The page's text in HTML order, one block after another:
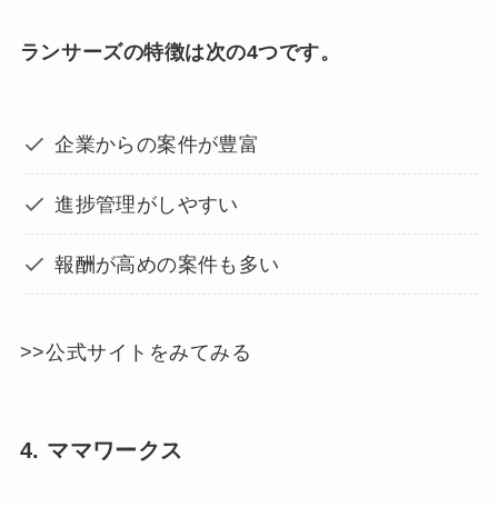
ランサーズの特徴は次の4つです。
企業からの案件が豊富
進捗管理がしやすい
報酬が高めの案件も多い
>>公式サイトをみてみる
4. ママワークス